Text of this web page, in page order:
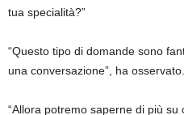
tua specialità?”
“Questo tipo di domande sono
una conversazione”, ha osservato.
“Allora potremo saperne di più